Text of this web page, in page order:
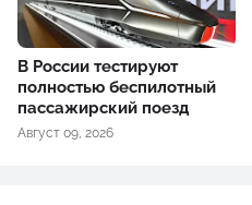
В России тестируют
полностью беспилотный
пассажирский поезд
Август 09, 2026